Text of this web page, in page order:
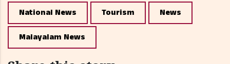
National News Tourism News
Malayalam News